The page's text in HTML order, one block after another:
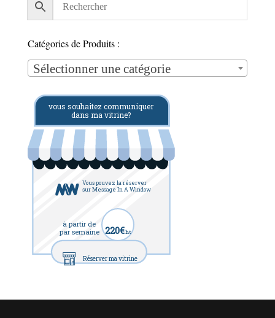
Catégories de Produits :
Sélectionner une catégorie
vous souhaitez communiquer
dans ma vitrine?
Vous pouvez la réserver
sur Message In A Window
à partir de
par semaine 220€ht
Réserver ma vitrine